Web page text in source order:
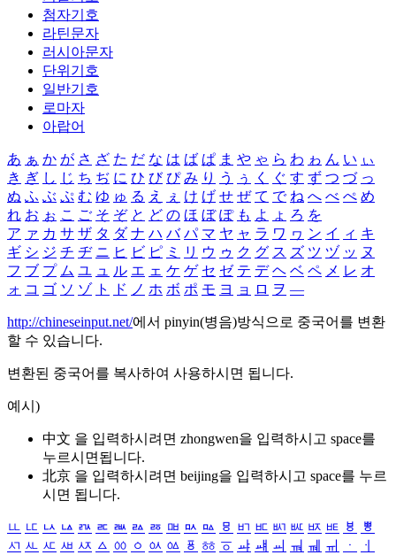
첨자기호
라틴문자
러시아문자
단위기호
일반기호
로마자
아랍어
あ ぁ か が さ ざ た だ な は ば ぱ ま や ゃ ら わ ゎ ん い ぃ
き ぎ し じ ち ぢ に ひ び ぴ み り う ぅ く ぐ す ず つ づ っ
ぬ ふ ぶ ぷ む ゆ ゅ る え ぇ け げ せ ぜ て で ね へ べ ぺ め
れ お ぉ こ ご そ ぞ と ど の ほ ぼ ぽ も よ ょ ろ を
ア ァ カ サ ザ タ ダ ナ ハ バ パ マ ヤ ャ ラ ワ ヮ ン イ ィ キ
ギ シ ジ チ ヂ ニ ヒ ビ ピ ミ リ ウ ゥ ク グ ス ズ ツ ヅ ッ ヌ
フ ブ プ ム ユ ュ ル エ ェ ケ ゲ セ ゼ テ デ ヘ ベ ペ メ レ オ
ォ コ ゴ ソ ゾ ト ド ノ ホ ボ ポ モ ヨ ョ ロ ヲ ―
http://chineseinput.net/에서 pinyin(병음)방식으로 중국어를 변환
할 수 있습니다.
변환된 중국어를 복사하여 사용하시면 됩니다.
예시)
中文 을 입력하시려면 zhongwen을 입력하시고 space를
누르시면됩니다.
北京 을 입력하시려면 beijing을 입력하시고 space를 누르
시면 됩니다.
ㅥ ㅦ ㅧ ㅨ ㅩ ㅪ ㅫ ㅬ ㅭ ㅮ ㅯ ㅰ ㅱ ㅲ ㅳ ㅴ ㅵ ㅶ ㅷ ㅸ
ㅹ
ㅺ ㅻ ㅼ ㅽ ㅾ ㅿ ㆀ ㆁ ㆂ ㆃ ㆄ ㆅ ㆆ ㆇ ㆈ ㆉ ㆊ ㆋ ㆌ ㆍ
ㆎ